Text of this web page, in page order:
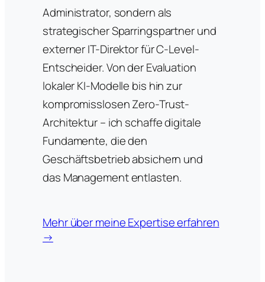
Administrator, sondern als
strategischer Sparringspartner und
externer IT-Direktor für C-Level-
Entscheider. Von der Evaluation
lokaler KI-Modelle bis hin zur
kompromisslosen Zero-Trust-
Architektur – ich schaffe digitale
Fundamente, die den
Geschäftsbetrieb absichern und
das Management entlasten.
Mehr über meine Expertise erfahren
→